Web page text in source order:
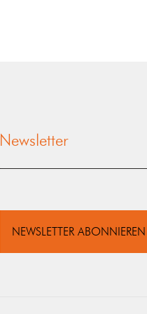
Newsletter
NEWSLETTER ABONNIEREN